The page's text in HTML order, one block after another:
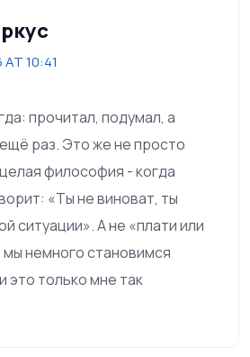
10:41
прочитал, подумал, а
раз. Это же не просто
философия - когда
«Ты не виноват, ты
ситуации». А не «плати или
немного становимся
это только мне так